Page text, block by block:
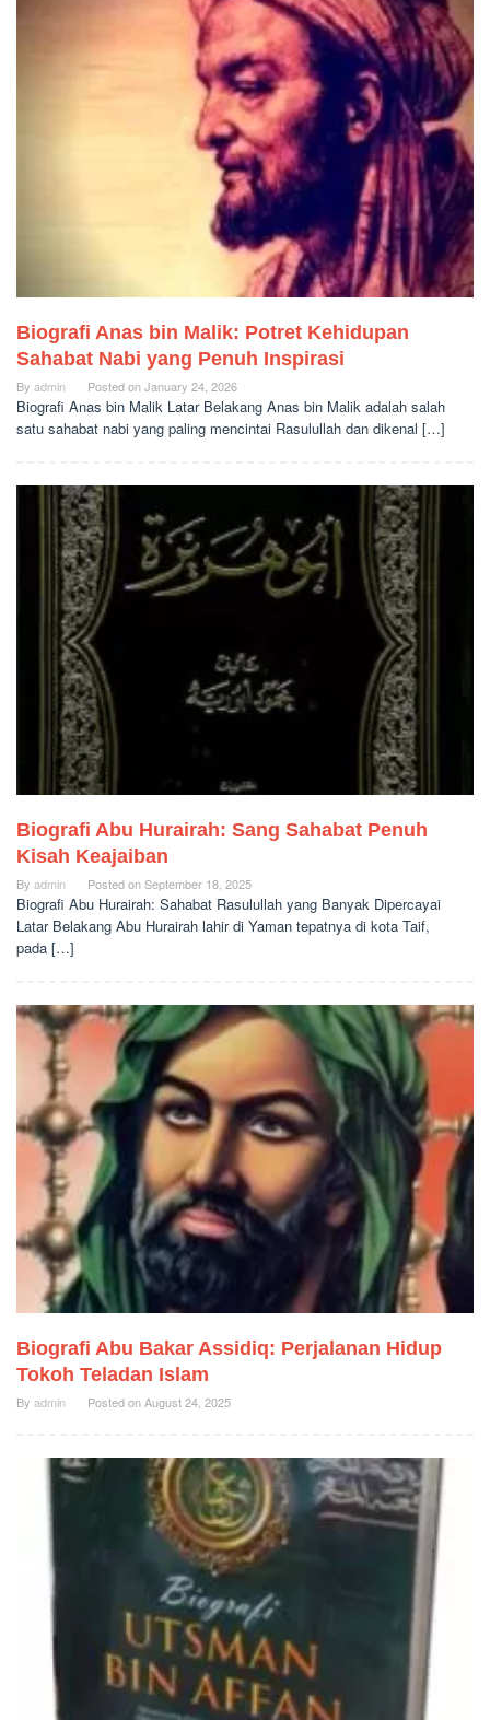
Biografi Anas bin Malik: Potret Kehidupan
Sahabat Nabi yang Penuh Inspirasi
By admin Posted onJanuary 24, 2026
Biografi Anas bin Malik Latar Belakang Anas bin Malik adalah salah
satu sahabat nabi yang paling mencintai Rasulullah dan dikenal […]
Biografi Abu Hurairah: Sang Sahabat Penuh
Kisah Keajaiban
By admin Posted onSeptember 18, 2025
Biografi Abu Hurairah: Sahabat Rasulullah yang Banyak Dipercayai
Latar Belakang Abu Hurairah lahir di Yaman tepatnya di kota Taif,
pada […]
Biografi Abu Bakar Assidiq: Perjalanan Hidup
Tokoh Teladan Islam
By admin Posted onAugust 24, 2025